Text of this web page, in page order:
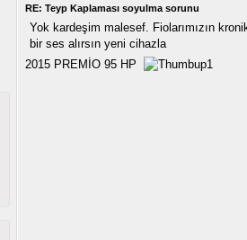
RE: Teyp Kaplaması soyulma sorunu
Yok kardeşim malesef. Fiolarımızın
bir ses alırsın yeni cihazla
2015 PREMİO 95 HP